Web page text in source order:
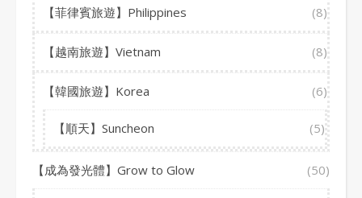
【菲律賓旅遊】Philippines (8)
【越南旅遊】Vietnam (8)
【韓國旅遊】Korea (6)
【順天】Suncheon (5)
【成為發光體】Grow to Glow (50)